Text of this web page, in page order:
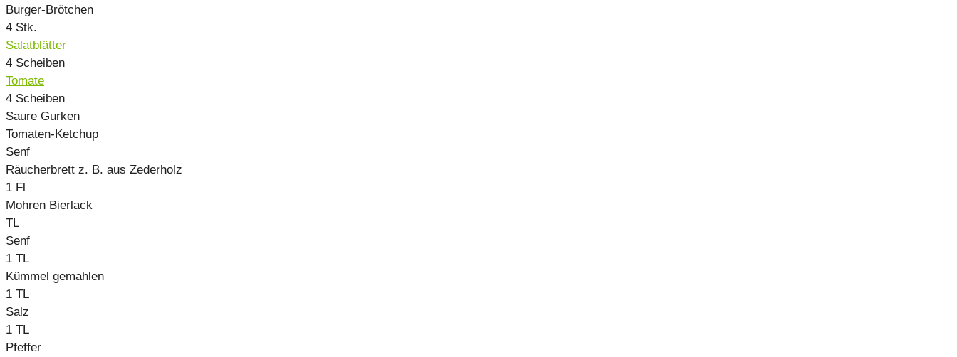
Burger-Brötchen
4 Stk.
Salatblätter
4 Scheiben
Tomate
4 Scheiben
Saure Gurken
Tomaten-Ketchup
Senf
Räucherbrett z. B. aus Zederholz
1 Fl
Mohren Bierlack
TL
Senf
1 TL
Kümmel gemahlen
1 TL
Salz
1 TL
Pfeffer